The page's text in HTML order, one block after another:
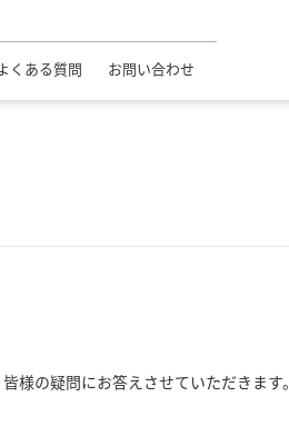
くある質問 お問い合わせ
様の疑問にお答えさせていただきます。